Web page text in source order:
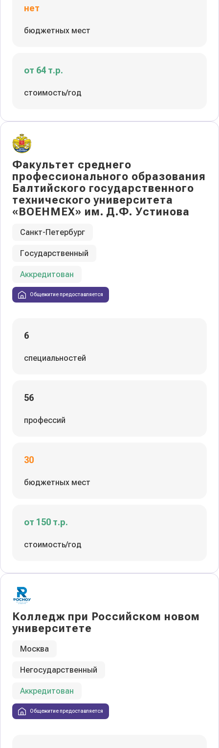
нет
бюджетных мест
от 64 т.р.
стоимость/год
Факультет среднего
профессионального образования
Балтийского государственного
технического университета
«ВОЕНМЕХ» им. Д.Ф. Устинова
Санкт-Петербург
Государственный
Аккредитован
Общежитие предоставляется
6
специальностей
56
профессий
30
бюджетных мест
от 150 т.р.
стоимость/год
Колледж при Российском новом
университете
Москва
Негосударственный
Аккредитован
Общежитие предоставляется